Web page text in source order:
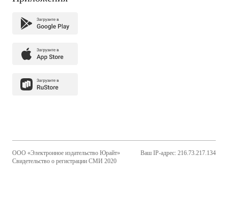
ООО «Электронное издательство Юрайт»
Свидетельство о регистрации СМИ 2020
Ваш IP-адрес: 216.73.217.134